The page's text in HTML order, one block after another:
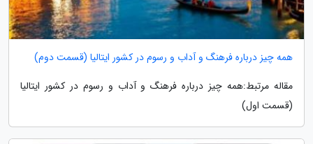
همه چیز درباره فرهنگ و آداب و رسوم در کشور ایتالیا (قسمت دوم)
مقاله مرتبط:همه چیز درباره فرهنگ و آداب و رسوم در کشور ایتالیا
(قسمت اول)